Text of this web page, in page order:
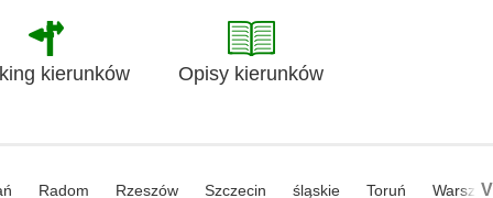
kierunków Opisy kierunków
Radom Rzeszów Szczecin śląskie Toruń V